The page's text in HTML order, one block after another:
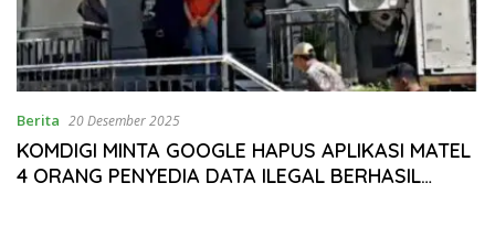
Berita 20 Desember 2025
KOMDIGI MINTA GOOGLE HAPUS APLIKASI MATEL
4 ORANG PENYEDIA DATA ILEGAL BERHASIL